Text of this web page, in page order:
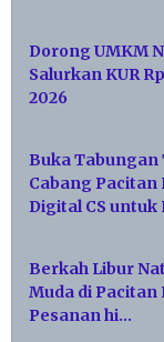
Dorong UMKM
Salurkan KUR
2026
Buka Tabungan
Cabang
Digital CS untuk
Berkah Libur
Muda di Pacitan
Pesanan hi…